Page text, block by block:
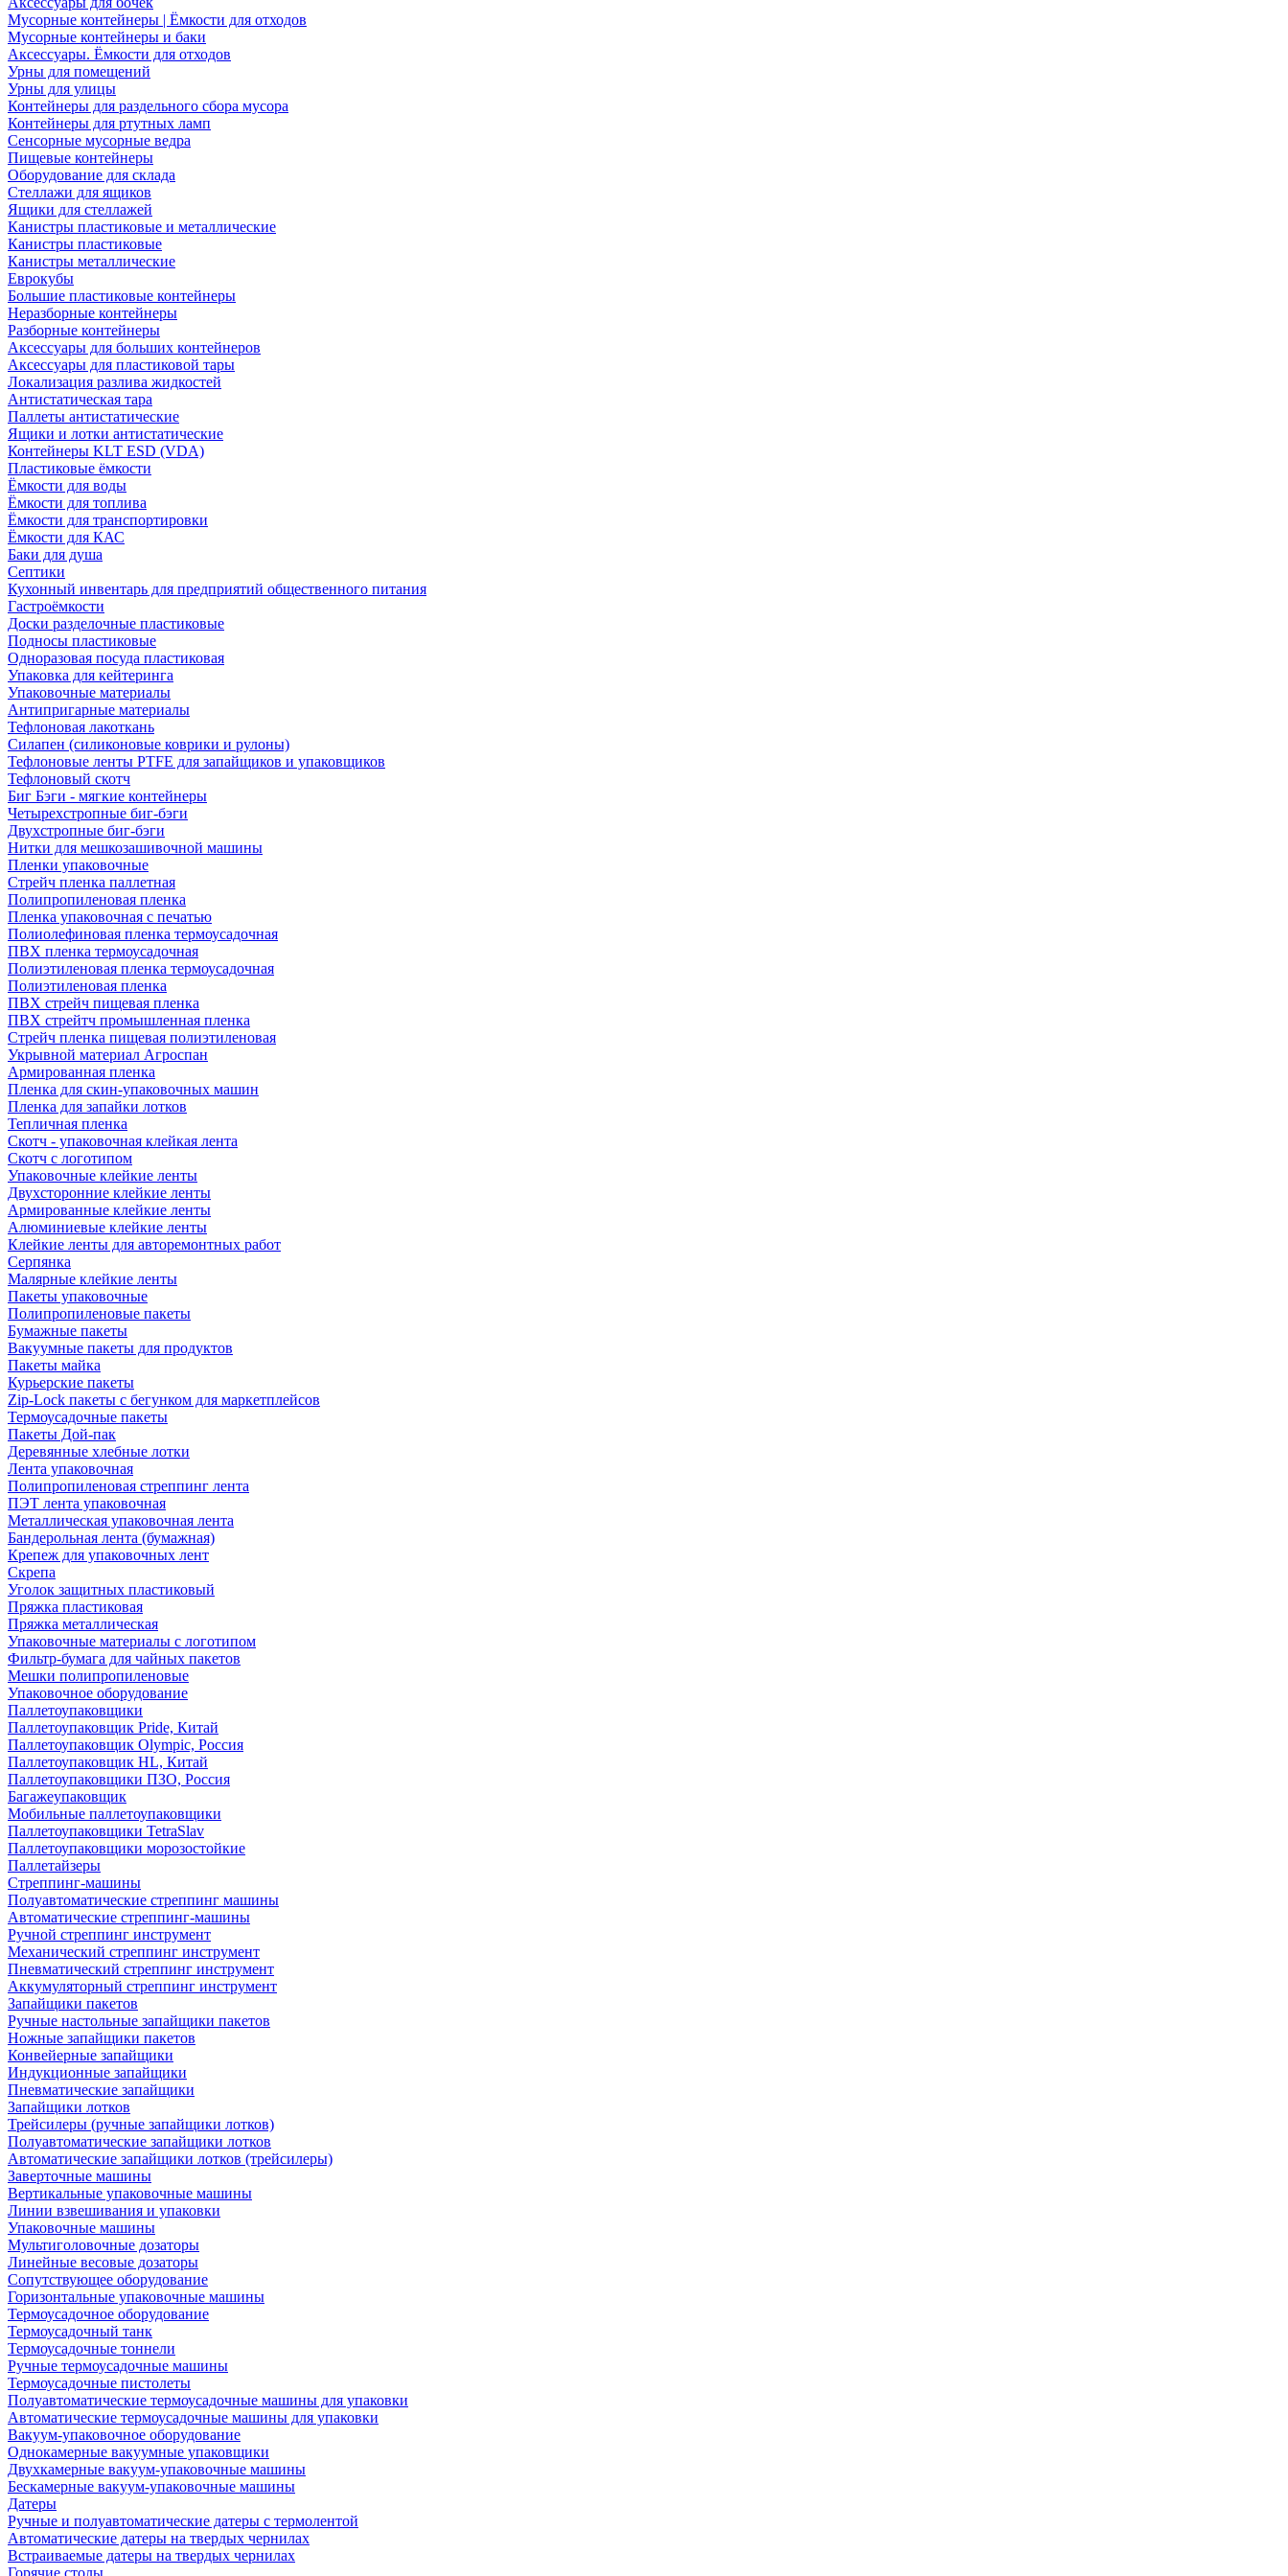
Мусорные контейнеры | Ёмкости для отходов
Мусорные контейнеры и баки
Аксессуары. Ёмкости для отходов
Урны для помещений
Урны для улицы
Контейнеры для раздельного сбора мусора
Контейнеры для ртутных ламп
Сенсорные мусорные ведра
Пищевые контейнеры
Оборудование для склада
Стеллажи для ящиков
Ящики для стеллажей
Канистры пластиковые и металлические
Канистры пластиковые
Канистры металлические
Еврокубы
Большие пластиковые контейнеры
Неразборные контейнеры
Разборные контейнеры
Аксессуары для больших контейнеров
Аксессуары для пластиковой тары
Локализация разлива жидкостей
Антистатическая тара
Паллеты антистатические
Ящики и лотки антистатические
Контейнеры KLT ESD (VDA)
Пластиковые ёмкости
Ёмкости для воды
Ёмкости для топлива
Ёмкости для транспортировки
Ёмкости для КАС
Баки для душа
Септики
Кухонный инвентарь для предприятий общественного питания
Гастроёмкости
Доски разделочные пластиковые
Подносы пластиковые
Одноразовая посуда пластиковая
Упаковка для кейтеринга
Упаковочные материалы
Антипригарные материалы
Тефлоновая лакоткань
Силапен (силиконовые коврики и рулоны)
Тефлоновые ленты PTFE для запайщиков и упаковщиков
Тефлоновый скотч
Биг Бэги - мягкие контейнеры
Четырехстропные биг-бэги
Двухстропные биг-бэги
Нитки для мешкозашивочной машины
Пленки упаковочные
Стрейч пленка паллетная
Полипропиленовая пленка
Пленка упаковочная с печатью
Полиолефиновая пленка термоусадочная
ПВХ пленка термоусадочная
Полиэтиленовая пленка термоусадочная
Полиэтиленовая пленка
ПВХ стрейч пищевая пленка
ПВХ стрейтч промышленная пленка
Стрейч пленка пищевая полиэтиленовая
Укрывной материал Агроспан
Армированная пленка
Пленка для скин-упаковочных машин
Пленка для запайки лотков
Тепличная пленка
Скотч - упаковочная клейкая лента
Скотч с логотипом
Упаковочные клейкие ленты
Двухсторонние клейкие ленты
Армированные клейкие ленты
Алюминиевые клейкие ленты
Клейкие ленты для авторемонтных работ
Серпянка
Малярные клейкие ленты
Пакеты упаковочные
Полипропиленовые пакеты
Бумажные пакеты
Вакуумные пакеты для продуктов
Пакеты майка
Курьерские пакеты
Zip-Lock пакеты с бегунком для маркетплейсов
Термоусадочные пакеты
Пакеты Дой-пак
Деревянные хлебные лотки
Лента упаковочная
Полипропиленовая стреппинг лента
ПЭТ лента упаковочная
Металлическая упаковочная лента
Бандерольная лента (бумажная)
Крепеж для упаковочных лент
Скрепа
Уголок защитных пластиковый
Пряжка пластиковая
Пряжка металлическая
Упаковочные материалы с логотипом
Фильтр-бумага для чайных пакетов
Мешки полипропиленовые
Упаковочное оборудование
Паллетоупаковщики
Паллетоупаковщик Pride, Китай
Паллетоупаковщик Olympic, Россия
Паллетоупаковщик HL, Китай
Паллетоупаковщики ПЗО, Россия
Багажеупаковщик
Мобильные паллетоупаковщики
Паллетоупаковщики TetraSlav
Паллетоупаковщики морозостойкие
Паллетайзеры
Стреппинг-машины
Полуавтоматические стреппинг машины
Автоматические стреппинг-машины
Ручной стреппинг инструмент
Механический стреппинг инструмент
Пневматический стреппинг инструмент
Аккумуляторный стреппинг инструмент
Запайщики пакетов
Ручные настольные запайщики пакетов
Ножные запайщики пакетов
Конвейерные запайщики
Индукционные запайщики
Пневматические запайщики
Запайщики лотков
Трейсилеры (ручные запайщики лотков)
Полуавтоматические запайщики лотков
Автоматические запайщики лотков (трейсилеры)
Заверточные машины
Вертикальные упаковочные машины
Линии взвешивания и упаковки
Упаковочные машины
Мультиголовочные дозаторы
Линейные весовые дозаторы
Сопутствующее оборудование
Горизонтальные упаковочные машины
Термоусадочное оборудование
Термоусадочный танк
Термоусадочные тоннели
Ручные термоусадочные машины
Термоусадочные пистолеты
Полуавтоматические термоусадочные машины для упаковки
Автоматические термоусадочные машины для упаковки
Вакуум-упаковочное оборудование
Однокамерные вакуумные упаковщики
Двухкамерные вакуум-упаковочные машины
Бескамерные вакуум-упаковочные машины
Датеры
Ручные и полуавтоматические датеры с термолентой
Автоматические датеры на твердых чернилах
Встраиваемые датеры на твердых чернилах
Горячие столы